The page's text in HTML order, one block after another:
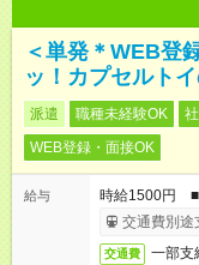
＜単発＊WEB登
ッ！カプセルト
派遣 職種未経験OK
WEB登録・面接OK
給与
時給1500円 ■
交通費別途
交通費
一部支